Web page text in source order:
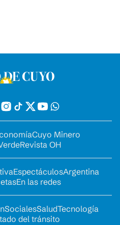
Cuyo Minero
Revista OH
EspectáculosArgentina
En las redes
SocialesSaludTecnología
del tránsito